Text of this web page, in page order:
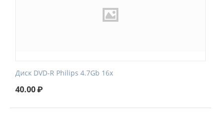
Диск DVD-R Philips 4.7Gb 16x
40.00₽